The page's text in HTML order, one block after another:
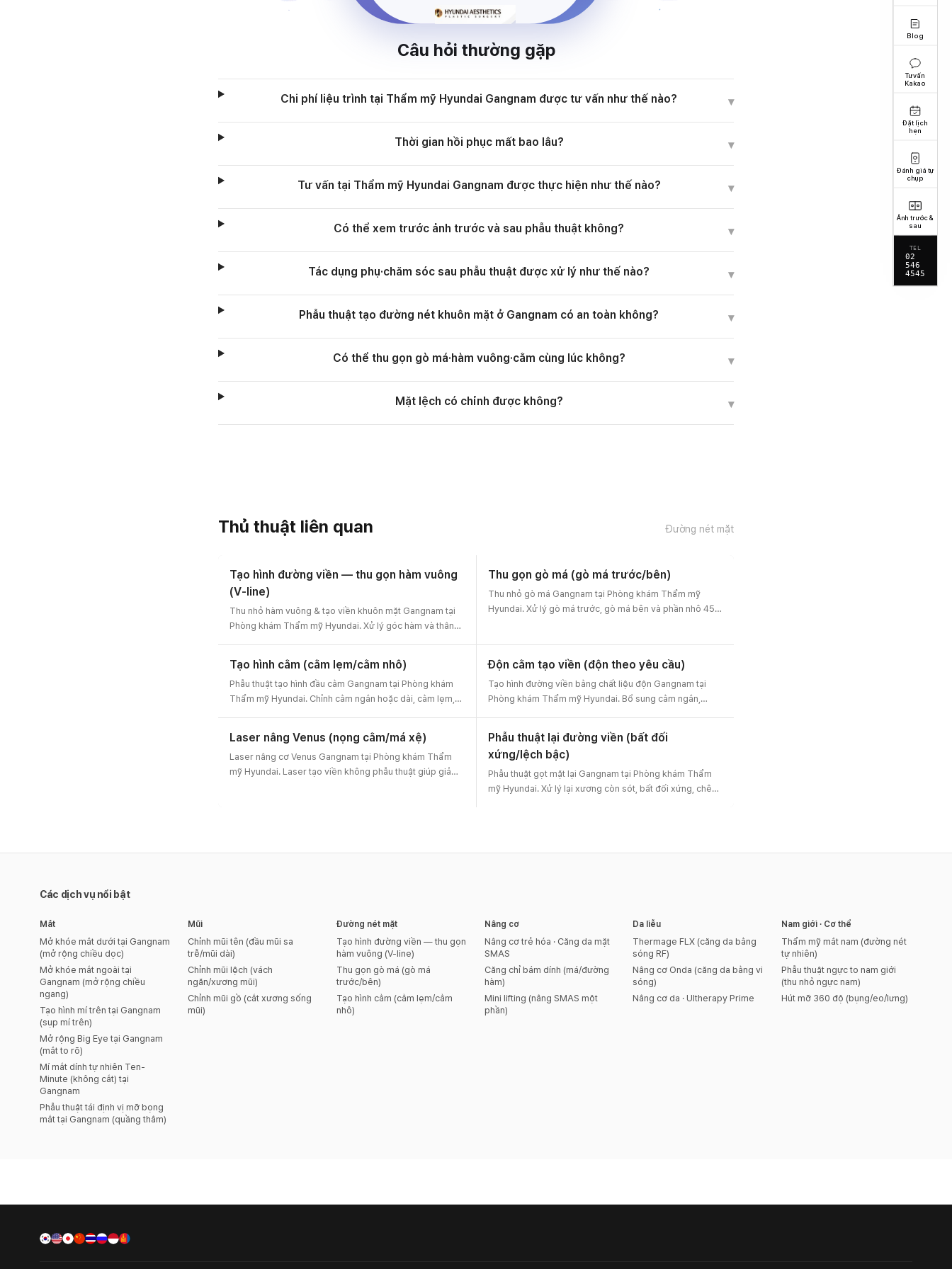
Câu hỏi thường gặp
Chi phí liệu trình tại Thẩm mỹ Hyundai Gangnam được tư vấn như thế nào? ▾
Thời gian hồi phục mất bao lâu? ▾
Tư vấn tại Thẩm mỹ Hyundai Gangnam được thực hiện như thế nào? ▾
Có thể xem trước ảnh trước và sau phẫu thuật không? ▾
Tác dụng phụ·chăm sóc sau phẫu thuật được xử lý như thế nào? ▾
Phẫu thuật tạo đường nét khuôn mặt ở Gangnam có an toàn không? ▾
Có thể thu gọn gò má·hàm vuông·cằm cùng lúc không? ▾
Mặt lệch có chỉnh được không? ▾
Thủ thuật liên quan Đường nét mặt
Tạo hình đường viền — thu gọn hàm vuông
(V-line)
Thu nhỏ hàm vuông & tạo viền khuôn mặt Gangnam tại
Phòng khám Thẩm mỹ Hyundai. Xử lý góc hàm và thân
và chi phí.
Thu gọn gò má (gò má trước/bên)
Thu nhỏ gò má Gangnam tại Phòng khám Thẩm mỹ
Hyundai. Xử lý gò má trước, gò má bên và phần nhô 45
Tạo hình cằm (cằm lẹm/cằm nhô)
Phẫu thuật tạo hình đầu cằm Gangnam tại Phòng khám
Thẩm mỹ Hyundai. Chỉnh cằm ngắn hoặc dài, cằm lẹm,
nghiêng, tư vấn trước-sau và chi phí.
Độn cằm tạo viền (độn theo yêu cầu)
Tạo hình đường viền bằng chất liệu độn Gangnam tại
Phòng khám Thẩm mỹ Hyundai. Bổ sung cằm ngắn,
riêng, tư vấn trước-sau và chi phí.
Laser nâng Venus (nọng cằm/má xệ)
Laser nâng cơ Venus Gangnam tại Phòng khám Thẩm
mỹ Hyundai. Laser tạo viền không phẫu thuật giúp giảm
Phẫu thuật lại đường viền (bất đối
xứng/lệch bậc)
Phẫu thuật gọt mặt lại Gangnam tại Phòng khám Thẩm
mỹ Hyundai. Xử lý lại xương còn sót, bất đối xứng, chênh
Các dịch vụ nổi bật
Mắt
Mở khóe mắt dưới tại Gangnam
(mở rộng chiều dọc)
Mở khóe mắt ngoài tại
Gangnam (mở rộng chiều
ngang)
Tạo hình mí trên tại Gangnam
(sụp mí trên)
Mở rộng Big Eye tại Gangnam
(mắt to rõ)
Mí mắt dính tự nhiên Ten-
Minute (không cắt) tại
Gangnam
Phẫu thuật tái định vị mỡ bọng
mắt tại Gangnam (quầng thâm)
Mũi
Chỉnh mũi tên (đầu mũi sa
trễ/mũi dài)
Chỉnh mũi lệch (vách
ngăn/xương mũi)
Chỉnh mũi gồ (cắt xương sống
mũi)
Đường nét mặt
Tạo hình đường viền — thu gọn
hàm vuông (V-line)
Thu gọn gò má (gò má
trước/bên)
Tạo hình cằm (cằm lẹm/cằm
nhô)
Nâng cơ
Nâng cơ trẻ hóa · Căng da mặt
SMAS
Căng chỉ bám dính (má/đường
hàm)
Mini lifting (nâng SMAS một
phần)
Da liễu
Thermage FLX (căng da bằng
sóng RF)
Nâng cơ Onda (căng da bằng vi
sóng)
Nâng cơ da · Ultherapy Prime
Nam giới · Cơ thể
Thẩm mỹ mắt nam (đường nét
tự nhiên)
Phẫu thuật ngực to nam giới
(thu nhỏ ngực nam)
Hút mỡ 360 độ (bụng/eo/lưng)
Blog
Tư vấn
Kakao
Đặt lịch
hẹn
Đánh giá tự
chụp
Ảnh trước &
sau
TEL
02
546
4545